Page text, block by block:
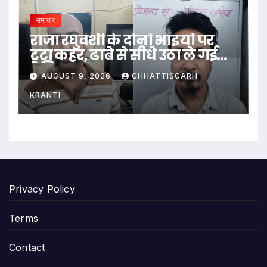
समाचार
राजा रघुवंशी के दोनों भाइयों पर
टूटा कहर, ढाबे से सीधे उठा ले गई
पुलिस
AUGUST 9, 2026 CHHATTISGARH
KRANTI
Privacy Policy
Terms
Contact